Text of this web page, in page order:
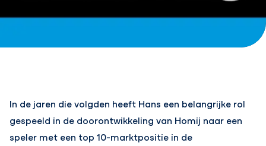
In de jaren die volgden heeft Hans een belangrijke rol
gespeeld in de doorontwikkeling van Homij naar een
speler met een top 10-marktpositie in de